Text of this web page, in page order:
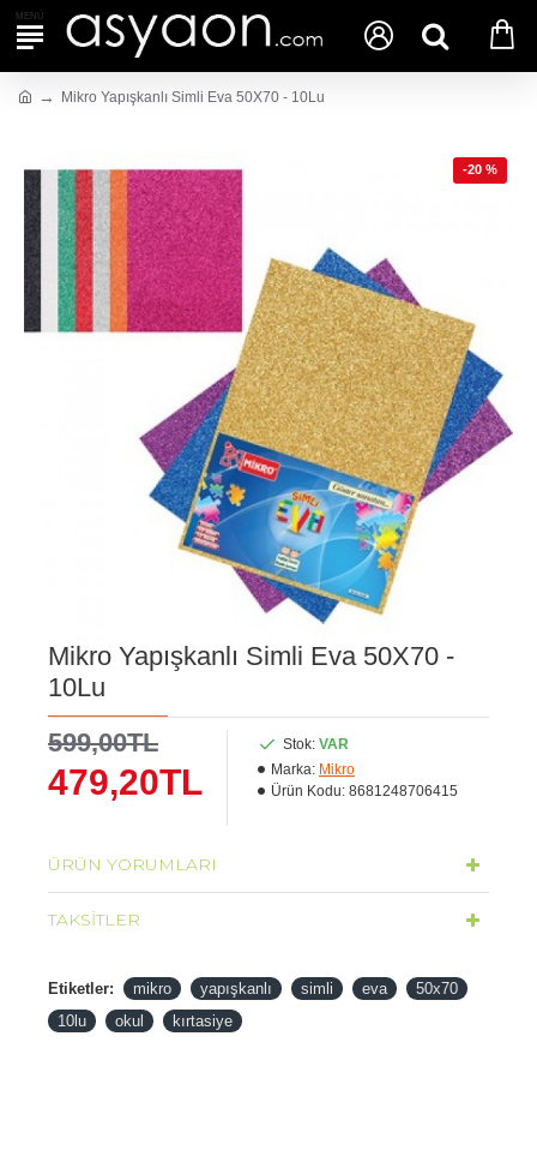
Mikro Yapışkanlı Simli Eva 50X70 - 10Lu
-20 %
Mikro Yapışkanlı Simli Eva 50X70 -
10Lu
479,20TL
599,00TL Stok: VAR
Marka: Mikro
Ürün Kodu: 8681248706415
ÜRÜN YORUMLARI
TAKSITLER
Etiketler: mikro yapışkanlı simli eva
50x70
10lu
okul kırtasiye